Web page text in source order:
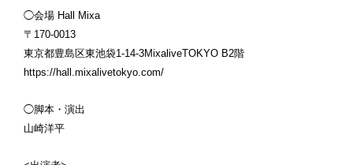
◯会場 Hall Mixa
〒170-0013
東京都豊島区東池袋1-14-3MixaliveTOKYO B2階
https://hall.mixalivetokyo.com/
◯脚本・演出
山崎洋平